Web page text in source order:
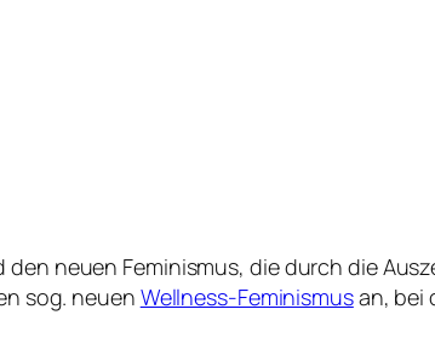
neuen Feminismus, die durch die
sog. neuen Wellness-Feminismusan, bei